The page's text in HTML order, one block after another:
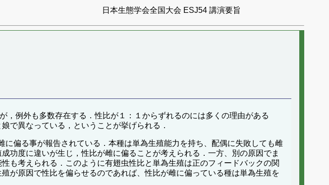
日本生態学会全国大会 ESJ54 講演要旨
例外も多数存在する．性比が１：１からずれるのには多くの理由がある
で異なっている，ということが挙げられる．
偏る事が報告されている．本種は単為生殖能力を持ち、配偶に失敗しても雌
功度に違いが生じ，性比が雌に偏ることが考えられる．一方、別の原因でま
も考えられる．このように有翅虫性比と単為生殖は正のフィードバックの関
が原因で性比を偏らせるのであれば、性比が雌に偏っている種は単為生殖を